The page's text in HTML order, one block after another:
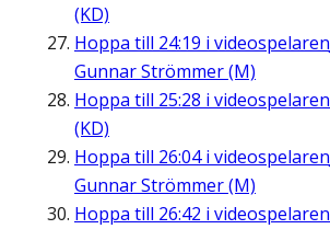
(KD)
Hoppa till 24:19 i videospelaren
Gunnar Strömmer (M)
Hoppa till 25:28 i videospelaren
(KD)
Hoppa till 26:04i videospelaren
Gunnar Strömmer (M)
Hoppa till 26:42 i videospelaren